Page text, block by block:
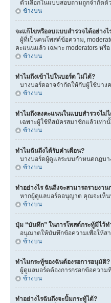
ตัวเลือกในแบบสอบถามถูกจำกัดด้
ข้างบน
จะแก้ไขหรือลบแบบสำรวจได้อย่างไ
ผู้ที่เป็นคนโพสต์ข้อความ,
คะแนนแล้ว เฉพาะ moderators หรื
ข้างบน
ทำไมถึงเข้าไปในบอร์ด ไม่ได้?
บางบอร์ดอาจจำกัดให้กับผู้ใช้บาง
ข้างบน
ทำไมถึงลงคะแนนในแบบสำรวจไม่
เฉพาะผู้ใช้ที่สมัครสมาชิกแล้วเท่า
ข้างบน
ทำไมฉันถึงได้รับคำเตือน?
บางบอร์ดผู้ดูแลระบบกำหนดกฏบ
ข้างบน
ทำอย่างไร ฉันถึงจะสามารถรายงา
หากผู้ดูแลบอร์ดอนุญาต คุณจะเห็น
ข้างบน
ปุ่ม “บันทึก” ในการโพสต์กระทู้มีไว้ท
อนุณาตให้บันทึกข้อความเพื่อให้ส
ข้างบน
ทำไมกระทู้ของฉันต้องรอการอนุมัติ?
ผู้ดูแลบอร์ดต้องการกรอกข้อความ
ข้างบน
ทำอย่างไรฉันถึงจะปั้มกระทู้ได้?